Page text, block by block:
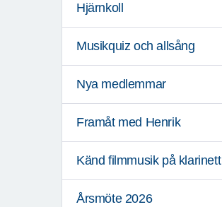
Hjärnkoll
Musikquiz och allsång
Nya medlemmar
Framåt med Henrik
Känd filmmusik på klarinett
Årsmöte 2026